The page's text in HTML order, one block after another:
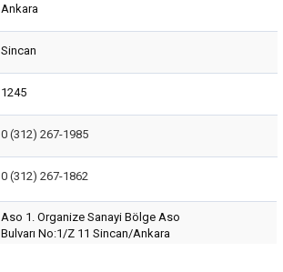
Ankara
Sincan
1245
0 (312) 267-1985
0 (312) 267-1862
Aso 1. Organize Sanayi Bölge Aso
Bulvarı No:1/Z 11 Sincan/Ankara